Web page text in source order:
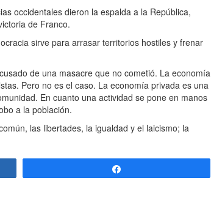
occidentales dieron la espalda a la República,
de Franco.
sirve para arrasar territorios hostiles y frenar
de una masacre que no cometió. La economía
Pero no es el caso. La economía privada es una
En cuanto una actividad se pone en manos
a la población.
las libertades, la igualdad y el laicismo; la